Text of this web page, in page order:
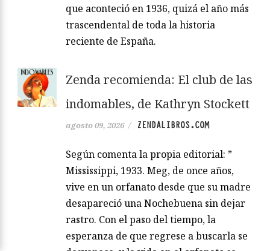
que aconteció en 1936, quizá el año más
trascendental de toda la historia
reciente de España.
Zenda recomienda: El club de las
indomables, de Kathryn Stockett
agosto 09, 2026 / ZENDALIBROS.COM
Según comenta la propia editorial: ”
Mississippi, 1933. Meg, de once años,
vive en un orfanato desde que su madre
desapareció una Nochebuena sin dejar
rastro. Con el paso del tiempo, la
esperanza de que regrese a buscarla se